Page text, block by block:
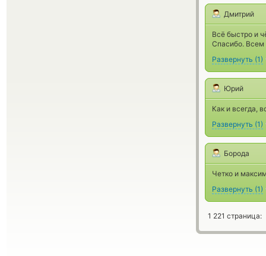
Дмитрий
Всё быстро и
Спасибо.
Развернуть (1)
Юрий
Как и всегда,
Развернуть (1)
Борода
Четко и
Развернуть (1)
1 221 страница: